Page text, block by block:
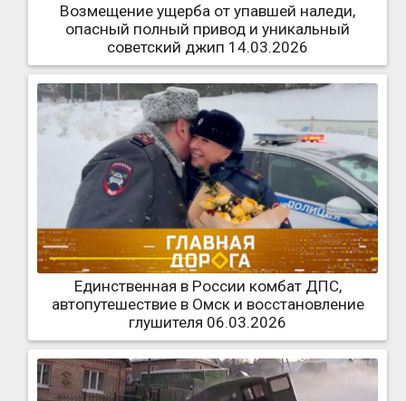
Возмещение ущерба от упавшей наледи,
опасный полный привод и уникальный
советский джип 14.03.2026
Единственная в России комбат ДПС,
автопутешествие в Омск и восстановление
глушителя 06.03.2026